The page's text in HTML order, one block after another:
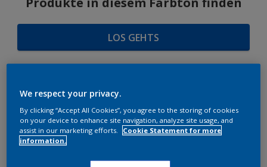
LOS GEHTS
FARBAUSWAHL
We respect your privacy.
By clicking “Accept All Cookies”, you agree to the storing of cookies
on your device to enhance site navigation, analyze site usage, and
assist in our marketing efforts.
Cookie Statement for more
information.